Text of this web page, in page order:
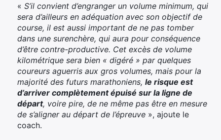
« S’il convient d’engranger un volume minimum, qui
sera d’ailleurs en adéquation avec son objectif de
course, il est aussi important de ne pas tomber
dans une surenchère, qui aura pour conséquence
d’être contre-productive. Cet excès de volume
kilométrique sera bien « digéré » par quelques
coureurs aguerris aux gros volumes, mais pour la
majorité des futurs marathoniens, le risque est
d’arriver complètement épuisé sur la ligne de
départ, voire pire, de ne même pas être en mesure
de s’aligner au départ de l’épreuve », ajoute le
coach.